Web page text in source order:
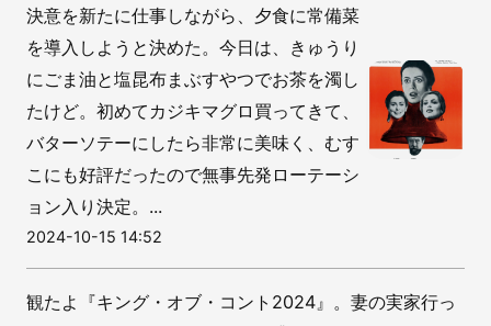
決意を新たに仕事しながら、夕食に常備菜
を導入しようと決めた。今日は、きゅうり
にごま油と塩昆布まぶすやつでお茶を濁し
たけど。初めてカジキマグロ買ってきて、
バターソテーにしたら非常に美味く、むす
こにも好評だったので無事先発ローテーシ
ョン入り決定。...
2024-10-15 14:52
観たよ『キング・オブ・コント2024』。妻の実家行っ